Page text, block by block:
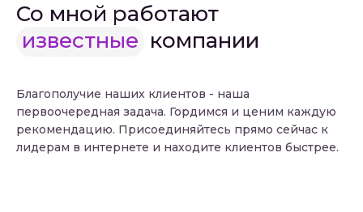
Со мной работают
известные компании
Благополучие наших клиентов - наша
первоочередная задача. Гордимся и ценим каждую
рекомендацию. Присоединяйтесь прямо сейчас к
лидерам в интернете и находите клиентов быстрее.